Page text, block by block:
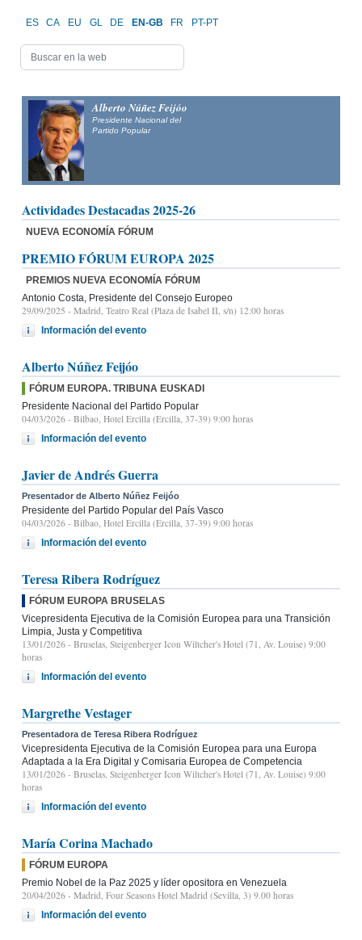
ES CA EU GL DE EN-GB FR PT-PT
Alberto Núñez Feijóo
Presidente Nacional del
Partido Popular
Actividades Destacadas 2025-26
NUEVA ECONOMÍA FÓRUM
PREMIO FÓRUM EUROPA 2025
PREMIOS NUEVA ECONOMÍA FÓRUM
Antonio Costa, Presidente del Consejo Europeo
29/09/2025 - Madrid, Teatro Real (Plaza de Isabel II, s/n) 12:00 horas
Información del evento
Alberto Núñez Feijóo
FÓRUM EUROPA. TRIBUNA EUSKADI
Presidente Nacional del Partido Popular
04/03/2026 - Bilbao, Hotel Ercilla (Ercilla, 37-39) 9:00 horas
Información del evento
Javier de Andrés Guerra
Presentador de Alberto Núñez Feijóo
Presidente del Partido Popular del País Vasco
04/03/2026 - Bilbao, Hotel Ercilla (Ercilla, 37-39) 9:00 horas
Información del evento
Teresa Ribera Rodríguez
FÓRUM EUROPA BRUSELAS
Vicepresidenta Ejecutiva de la Comisión Europea para una Transición
Limpia, Justa y Competitiva
13/01/2026 - Bruselas, Steigenberger Icon Wiltcher's Hotel (71, Av. Louise) 9:00
horas
Información del evento
Margrethe Vestager
Presentadora de Teresa Ribera Rodríguez
Vicepresidenta Ejecutiva de la Comisión Europea para una Europa
Adaptada a la Era Digital y Comisaria Europea de Competencia
13/01/2026 - Bruselas, Steigenberger Icon Wiltcher's Hotel (71, Av. Louise) 9:00
horas
Información del evento
María Corina Machado
FÓRUM EUROPA
Premio Nobel de la Paz 2025 y líder opositora en Venezuela
20/04/2026 - Madrid, Four Seasons Hotel Madrid (Sevilla, 3) 9.00 horas
Información del evento